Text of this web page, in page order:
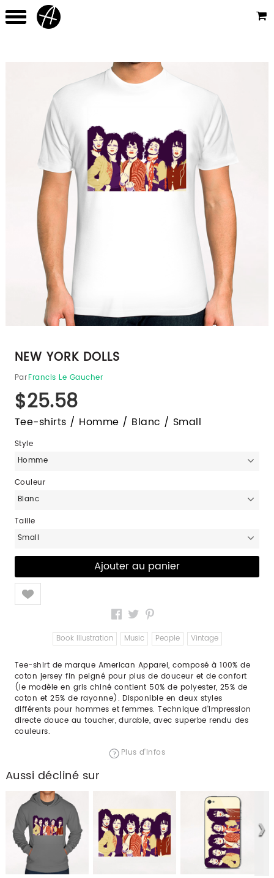
NEW YORK DOLLS
ParFrancis Le Gaucher
$25.58
Tee-shirts / Homme / Blanc / Small
Style
Homme
Couleur
Blanc
Taille
Small
Like
Book Illustration Music People Vintage
Tee-shirt de marque American Apparel, composé à 100% de
coton jersey fin peigné pour plus de douceur et de confort
(le modèle en gris chiné contient 50% de polyester, 25% de
coton et 25% de rayonne). Disponible en deux styles
différents pour hommes et femmes. Technique d'impression
directe douce au toucher, durable, avec superbe rendu des
couleurs.
Plus d'infos
Aussi décliné sur